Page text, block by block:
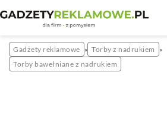
Gadżety reklamowe » Torby z nadrukiem »
Torby bawełniane z nadrukiem